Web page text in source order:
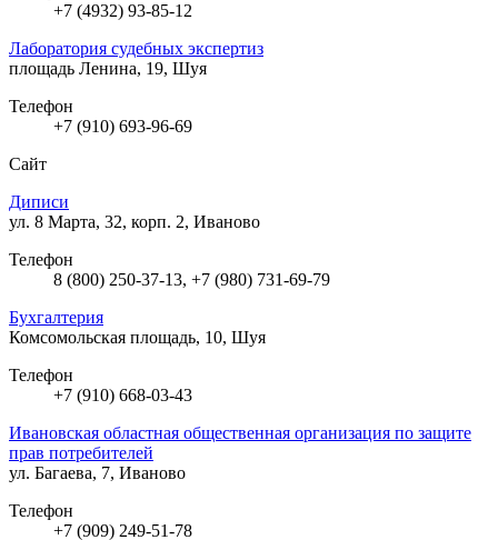
+7 (4932) 93-85-12
Лаборатория судебных экспертиз
площадь Ленина, 19, Шуя
Телефон
+7 (910) 693-96-69
Сайт
Диписи
ул. 8 Марта, 32, корп. 2, Иваново
Телефон
8 (800) 250-37-13, +7 (980) 731-69-79
Бухгалтерия
Комсомольская площадь, 10, Шуя
Телефон
+7 (910) 668-03-43
Ивановская областная общественная организация по защите
прав потребителей
ул. Багаева, 7, Иваново
Телефон
+7 (909) 249-51-78